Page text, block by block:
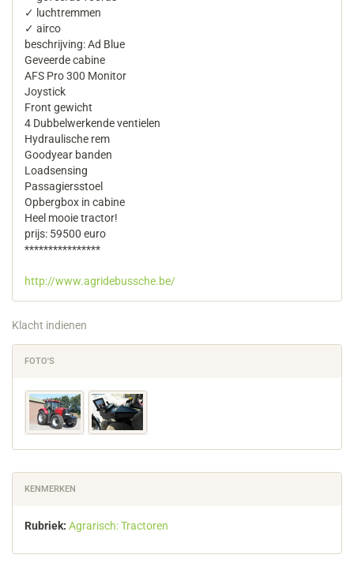
✓ luchtremmen
✓ airco
beschrijving: Ad Blue
Geveerde cabine
AFS Pro 300 Monitor
Joystick
Front gewicht
4 Dubbelwerkende ventielen
Hydraulische rem
Goodyear banden
Loadsensing
Passagiersstoel
Opbergbox in cabine
Heel mooie tractor!
prijs: 59500 euro
****************
http://www.agridebussche.be/
Klacht indienen
FOTO'S
KENMERKEN
Rubriek: Agrarisch: Tractoren